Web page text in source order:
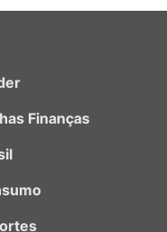
Finanças